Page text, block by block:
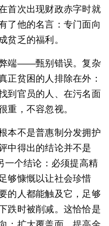
首次出现财政赤字时就
了他的名言：专门面向
贫乏的福利。
端——甄别错误。复杂
正贫困的人排除在外：
到官员的人、在污名面
重，不容忽视。
本不是普惠制分发拥护
中得出的结论并不是
一个结论：必须提高精
够慷慨以让社会珍惜
的人都能触及它，足够
跌时被削减。这恰恰是